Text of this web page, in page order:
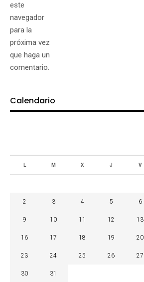
este
navegador
para la
próxima vez
que haga un
comentario.
Calendario
L M X J V
2 3 4 5 6
9 10 11 12 13
16 17 18 19 20
23 24 25 26 27
30 31